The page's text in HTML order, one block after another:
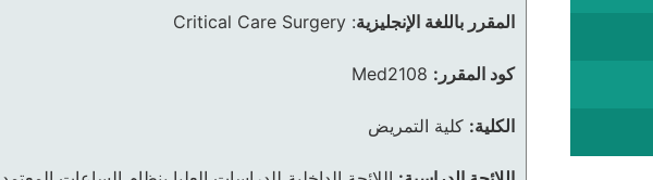
المقرر باللغة الإنجليزية:
Critical Care Surgery
كود المقرر: Med2108
الكلية: كلية التمريض